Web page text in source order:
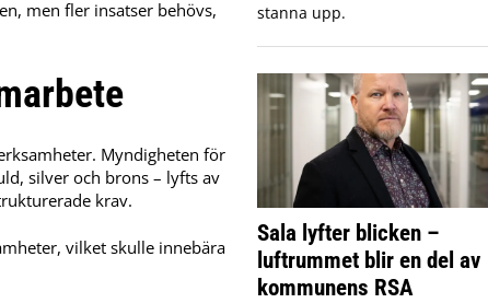
men fler insatser behövs,
Myndigheten för
silver och brons – lyfts av
krav.
vilket skulle innebära
stanna upp.
Sala lyfter blicken –
luftrummet blir en del av
kommunens RSA